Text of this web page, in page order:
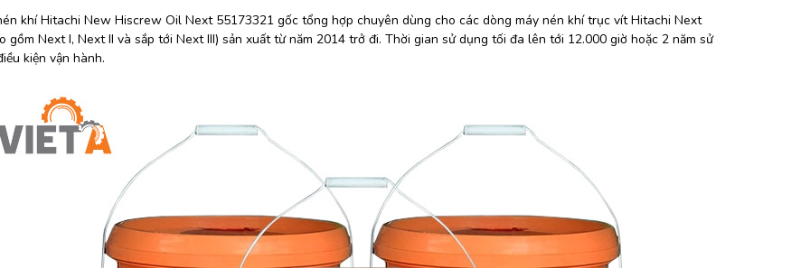
khí Hitachi New Hiscrew Oil Next 55173321 gốc tổng hợp chuyên dùng cho các dòng máy nén khí trục vít Hitachi Next
gồm Next I, Next II và sắp tới Next III) sản xuất từ năm 2014 trở đi. Thời gian sử dụng tối đa lên tới 12.000 giờ hoặc 2 năm sử
kiện vận hành.